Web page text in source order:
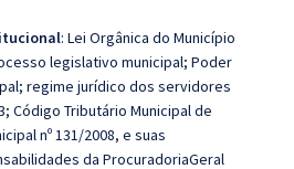
: Lei Orgânica do Município
legislativo municipal; Poder
regime jurídico dos servidores
Código Tributário Municipal de
nº 131/2008, e suas
da ProcuradoriaGeral